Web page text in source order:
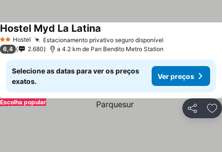
2 Estrelas
Hostel Estacionamento privativo seguro disponível
Hostel Myd La Latina
6,4 2.680 a 4.2 km de Pan Bendito Metro Station
Selecione as datas para ver os preços
exatos.
Ver preços
Partilhar
Escolha popular